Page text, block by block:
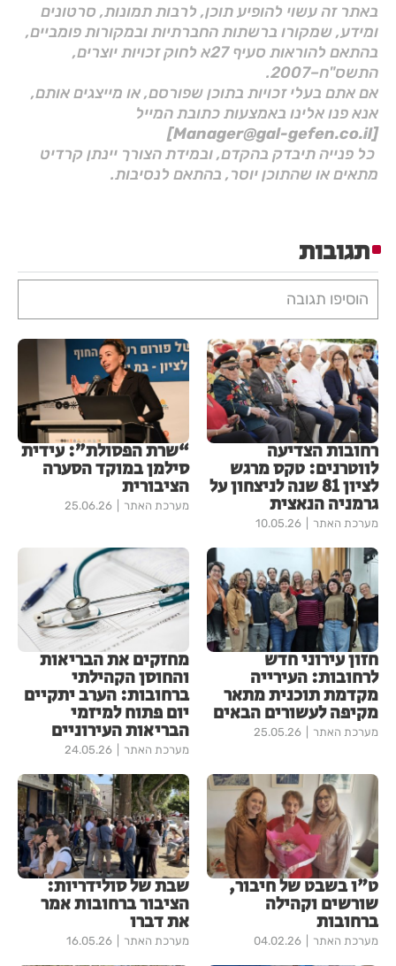
באתר זה עשוי להופיע תוכן, לרבות תמונות, סרטונים
ומידע, שמקורו ברשתות החברתיות ובמקורות פומביים,
בהתאם להוראות סעיף 27א לחוק זכויות יוצרים,
התשס"ח–2007.
אם אתם בעלי זכויות בתוכן שפורסם, או מייצגים אותם,
אנא פנו אלינו באמצעות כתובת המייל
[Manager@gal-gefen.co.il]
כל פנייה תיבדק בהקדם, ובמידת הצורך יינתן קרדיט
מתאים או שהתוכן יוסר, בהתאם לנסיבות.
תגובות
הוסיפו תגובה
רחובות הצדיעה
לווטרנים: טקס מרגש
לציון 81 שנה לניצחון על
גרמניה הנאצית
מערכת האתר 10.05.26
“שרת הפסולת”: עידית
סילמן במוקד הסערה
הציבורית
מערכת האתר 25.06.26
חזון עירוני חדש
לרחובות: העירייה
מקדמת תוכנית מתאר
מקיפה לעשורים הבאים
מערכת האתר 25.05.26
מחזקים את הבריאות
והחוסן הקהילתי
ברחובות: הערב יתקיים
יום פתוח למיזמי
הבריאות העירוניים
מערכת האתר 24.05.26
ט"ו בשבט של חיבור,
שורשים וקהילה
ברחובות
מערכת האתר 04.02.26
שבת של סולידריות:
הציבור ברחובות אמר
את דברו
מערכת האתר 16.05.26